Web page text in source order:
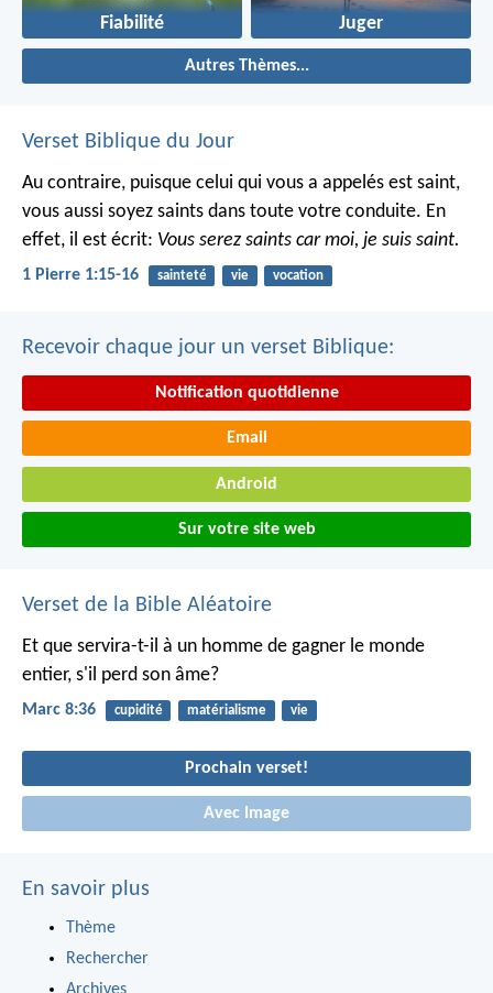
Fiabilité Juger
Autres Thèmes...
Verset Biblique du Jour
Au contraire, puisque celui qui vous a appelés est saint,
vous aussi soyez saints dans toute votre conduite. En
effet, il est écrit: Vous serez saints car moi, je suis saint.
1 Pierre 1:15-16 sainteté vie vocation
Recevoir chaque jour un verset Biblique:
Notification quotidienne
Email
Android
Sur votre site web
Verset de la Bible Aléatoire
Et que servira-t-il à un homme de gagner le monde
entier, s'il perd son âme?
Marc 8:36 cupidité matérialisme vie
Prochain verset!
Avec Image
En savoir plus
Thème
Rechercher